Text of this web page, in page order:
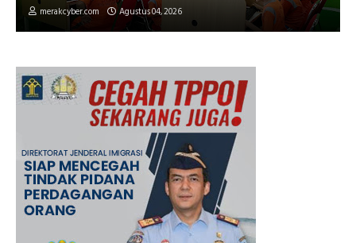
merakcyber.com Agustus 04, 2026